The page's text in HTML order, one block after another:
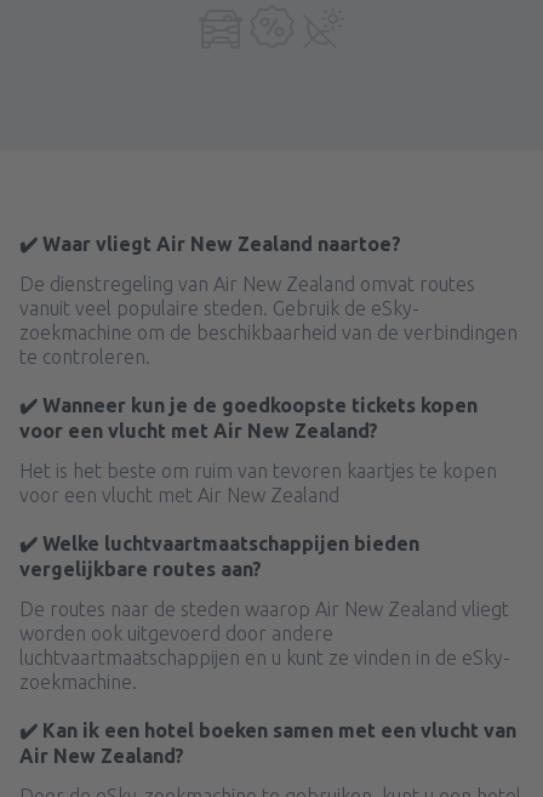
✔️ Waar vliegt Air New Zealand naartoe?
De dienstregeling van Air New Zealand omvat routes
vanuit veel populaire steden. Gebruik de eSky-
zoekmachine om de beschikbaarheid van de verbindingen
te controleren.
✔️ Wanneer kun je de goedkoopste tickets kopen
voor een vlucht met Air New Zealand?
Het is het beste om ruim van tevoren kaartjes te kopen
voor een vlucht met Air New Zealand
✔️ Welke luchtvaartmaatschappijen bieden
vergelijkbare routes aan?
De routes naar de steden waarop Air New Zealand vliegt
worden ook uitgevoerd door andere
luchtvaartmaatschappijen en u kunt ze vinden in de eSky-
zoekmachine.
✔️ Kan ik een hotel boeken samen met een vlucht van
Air New Zealand?